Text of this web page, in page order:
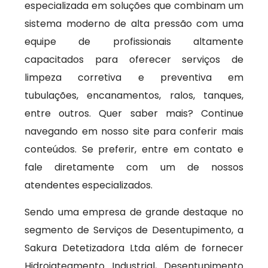
especializada em soluções que combinam um
sistema moderno de alta pressão com uma
equipe de profissionais altamente
capacitados para oferecer serviços de
limpeza corretiva e preventiva em
tubulações, encanamentos, ralos, tanques,
entre outros. Quer saber mais? Continue
navegando em nosso site para conferir mais
conteúdos. Se preferir, entre em contato e
fale diretamente com um de nossos
atendentes especializados.
Sendo uma empresa de grande destaque no
segmento de Serviços de Desentupimento, a
Sakura Detetizadora Ltda além de fornecer